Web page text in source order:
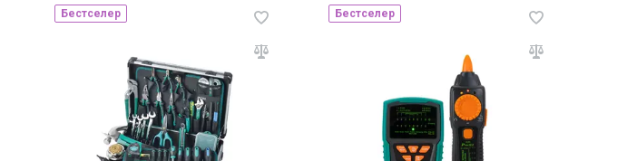
Львів
904047
Бестселер Бестселер